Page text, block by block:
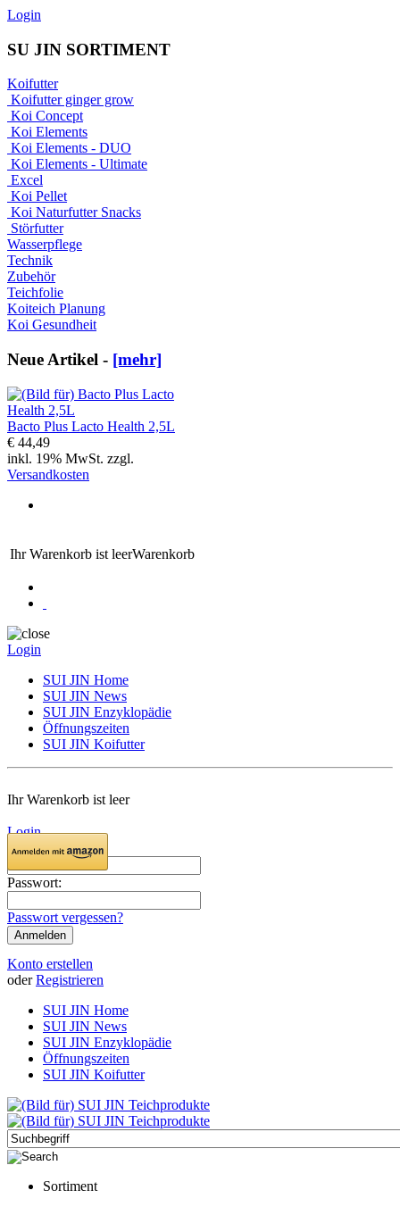
Login
SU JIN SORTIMENT
Koifutter
Koifutter ginger grow
Koi Concept
Koi Elements
Koi Elements - DUO
Koi Elements - Ultimate
Excel
Koi Pellet
Koi Naturfutter Snacks
Störfutter
Wasserpflege
Technik
Zubehör
Teichfolie
Koiteich Planung
Koi Gesundheit
Neue Artikel - [mehr]
Bacto Plus Lacto Health 2,5L
€ 44,49
inkl. 19% MwSt. zzgl.
Versandkosten
Ihr Warenkorb ist leerWarenkorb
Login
SUI JIN Home
SUI JIN News
SUI JIN Enzyklopädie
Öffnungszeiten
SUI JIN Koifutter
Ihr Warenkorb ist leer
Login
E-Mail:
Passwort:
Passwort vergessen?
Konto erstellen
oder Registrieren
SUI JIN Home
SUI JIN News
SUI JIN Enzyklopädie
Öffnungszeiten
SUI JIN Koifutter
Sortiment